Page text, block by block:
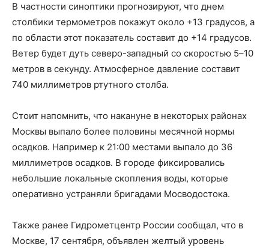
В частности синоптики прогнозируют, что днем
столбики термометров покажут около +13 градусов, а
по области этот показатель составит до +14 градусов.
Ветер будет дуть северо-западный со скоростью 5–10
метров в секунду. Атмосферное давление составит
740 миллиметров ртутного столба.
Стоит напомнить, что накануне в некоторых районах
Москвы выпало более половины месячной нормы
осадков. Например к 21:00 местами выпало до 36
миллиметров осадков. В городе фиксировались
небольшие локальные скопления воды, которые
оперативно устраняли бригадами Мосводостока.
Также ранее Гидрометцентр России сообщал, что в
Москве, 17 сентября, объявлен желтый уровень